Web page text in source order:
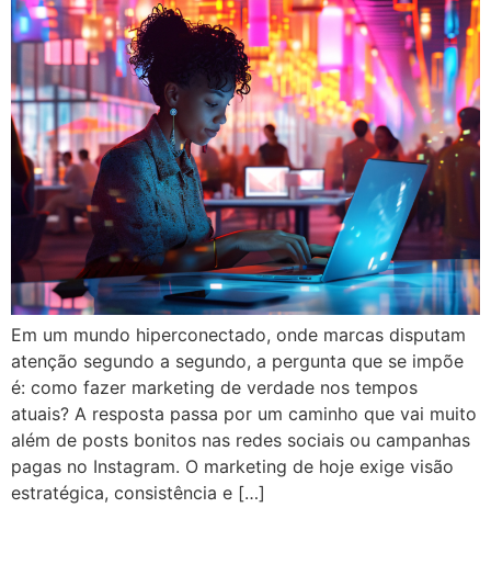
Em um mundo hiperconectado, onde marcas disputam
atenção segundo a segundo, a pergunta que se impõe
é: como fazer marketing de verdade nos tempos
atuais? A resposta passa por um caminho que vai muito
além de posts bonitos nas redes sociais ou campanhas
pagas no Instagram. O marketing de hoje exige visão
estratégica, consistência e […]